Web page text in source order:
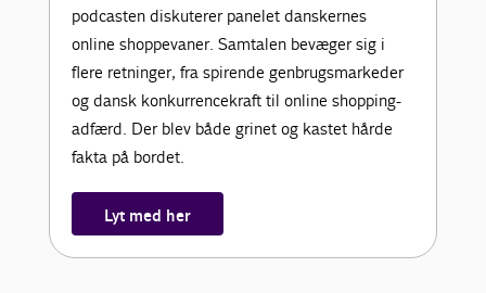
podcasten diskuterer panelet danskernes
online shoppevaner. Samtalen bevæger sig i
flere retninger, fra spirende genbrugsmarkeder
og dansk konkurrencekraft til online shopping-
adfærd. Der blev både grinet og kastet hårde
fakta på bordet.
Lyt med her